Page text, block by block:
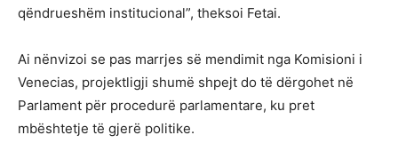
qëndrueshëm institucional”, theksoi Fetai.
Ai nënvizoi se pas marrjes së mendimit nga Komisioni i
Venecias, projektligji shumë shpejt do të dërgohet në
Parlament për procedurë parlamentare, ku pret
mbështetje të gjerë politike.